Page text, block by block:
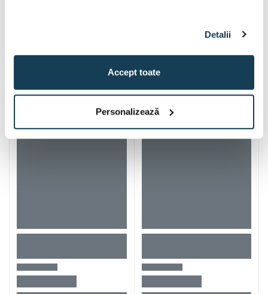
Detalii
Accept toate
Personalizează
Iti mai recomandam si